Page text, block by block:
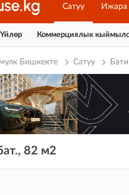
Сатуу Ижара
Үйлөр Коммерциялык
Бишкекте Сатуу
82 м2